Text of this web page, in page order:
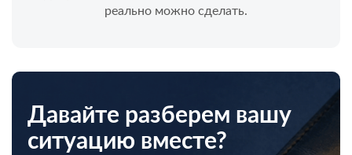
реально можно сделать.
Давайте разберем вашу
ситуацию вместе?